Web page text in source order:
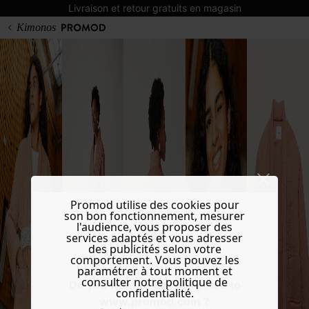
Livraison et retour gratuits en magasin
Do you want to be redirected to
www.promod.com ?
Kimonos
Promod utilise des cookies pour
son bon fonctionnement, mesurer
l'audience, vous proposer des
services adaptés et vous adresser
des publicités selon votre
comportement. Vous pouvez les
paramétrer à tout moment et
consulter notre politique de
confidentialité.